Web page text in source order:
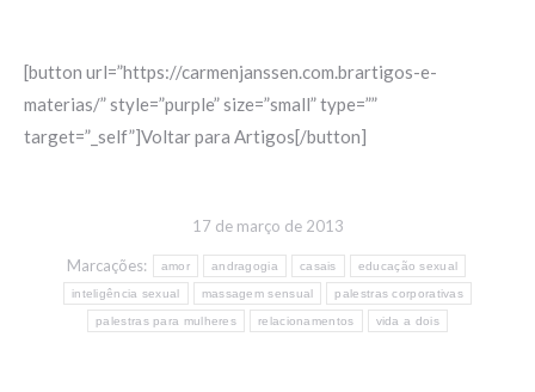
[button url=”https://carmenjanssen.com.brartigos-e-
materias/” style=”purple” size=”small” type=””
target=”_self”]Voltar para Artigos[/button]
17 de março de 2013
Marcações: amor andragogia casais educação sexual
inteligência sexual massagem sensual palestras corporativas
palestras para mulheres relacionamentos vida a dois